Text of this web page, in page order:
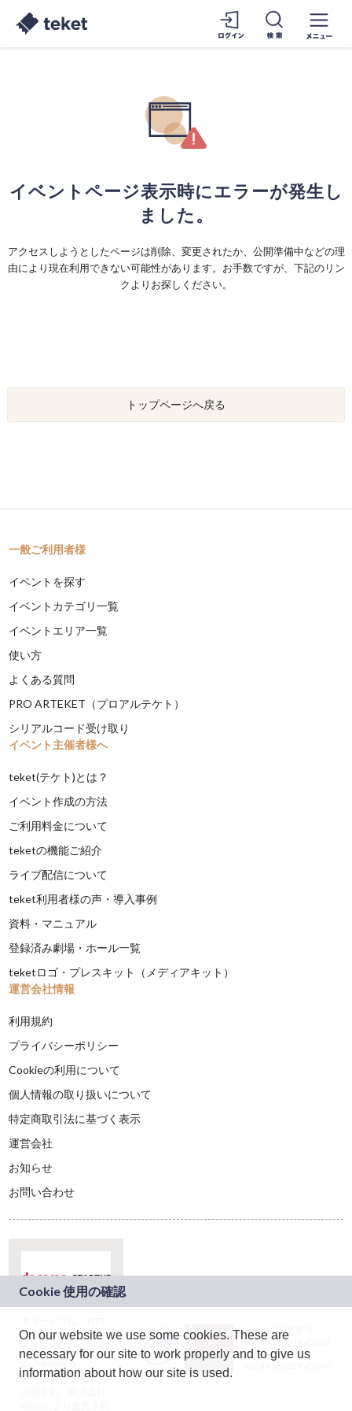
イベントページ表示時にエラーが発生し
ました。
アクセスしようとしたページは削除、変更されたか、公開準備中などの理
由により現在利用できない可能性があります。お手数ですが、下記のリン
クよりお探しください。
トップページへ戻る
一般ご利用者様
イベントを探す
イベントカテゴリ一覧
イベントエリア一覧
使い方
よくある質問
PRO ARTEKET（プロアルテケト）
シリアルコード受け取り
イベント主催者様へ
teket(テケト)とは？
イベント作成の方法
ご利用料金について
teketの機能ご紹介
ライブ配信について
teket利用者様の声・導入事例
資料・マニュアル
登録済み劇場・ホール一覧
teketロゴ・プレスキット（メディアキット）
運営会社情報
利用規約
プライバシーポリシー
Cookieの利用について
個人情報の取り扱いについて
特定商取引法に基づく表示
運営会社
お知らせ
お問い合わせ
ドコモグループの新
規事業創出プログラ
ム「docomo
STARTUP」を通じて
JASRAC許諾番号：
9024936001Y45037
JASRAC許諾番号：
On our website we use some cookies. These are
necessary for our site to work properly and to give us
information about how our site is used.